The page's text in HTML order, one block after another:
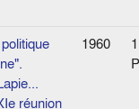
réunion
1960
1